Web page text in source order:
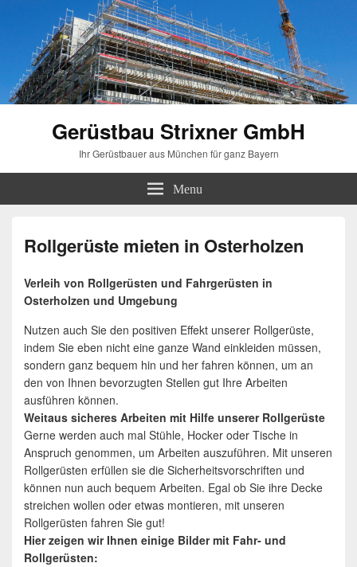
Gerüstbau Strixner GmbH
Ihr Gerüstbauer aus München für ganz Bayern
Menu
Rollgerüste mieten in Osterholzen
Verleih von Rollgerüsten und Fahrgerüsten in
Osterholzen und Umgebung
Nutzen auch Sie den positiven Effekt unserer Rollgerüste,
indem Sie eben nicht eine ganze Wand einkleiden müssen,
sondern ganz bequem hin und her fahren können, um an
den von Ihnen bevorzugten Stellen gut Ihre Arbeiten
ausführen können.
Weitaus sicheres Arbeiten mit Hilfe unserer Rollgerüste
Gerne werden auch mal Stühle, Hocker oder Tische in
Anspruch genommen, um Arbeiten auszuführen. Mit unseren
Rollgerüsten erfüllen sie die Sicherheitsvorschriften und
können nun auch bequem Arbeiten. Egal ob Sie ihre Decke
streichen wollen oder etwas montieren, mit unseren
Rollgerüsten fahren Sie gut!
Hier zeigen wir Ihnen einige Bilder mit Fahr- und
Rollgerüsten: